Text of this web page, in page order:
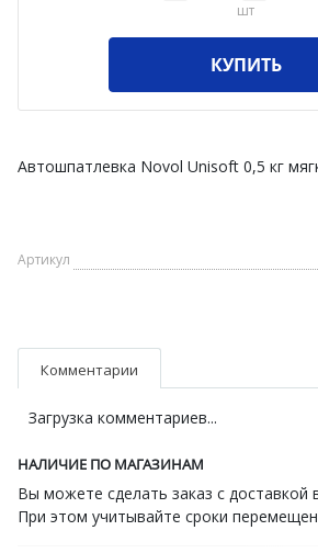
шт
КУПИТЬ
Автошпатлевка Novol Unisoft 0,5 кг
Артикул
Комментарии
Загрузка комментариев...
НАЛИЧИЕ ПО МАГАЗИНАМ
Вы можете сделать заказ с доставкой
При этом учитывайте сроки